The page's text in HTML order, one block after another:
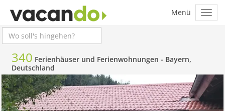
340 Ferienhäuser und Ferienwohnungen - Bayern,
Deutschland